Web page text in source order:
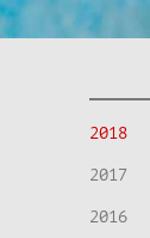
2018
2017
2016